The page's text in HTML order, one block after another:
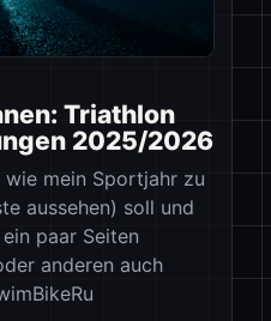
Triathlon
2025/2026
mein Sportjahr zu
aussehen) soll und
paar Seiten
anderen auch